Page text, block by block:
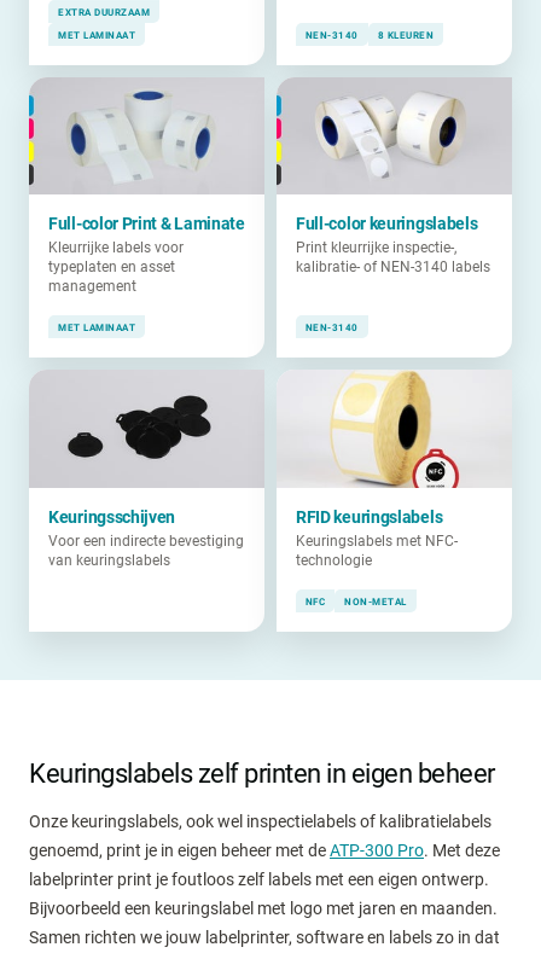
EXTRA DUURZAAM
MET LAMINAAT
NEN-3140 8 KLEUREN
Full-color Print & Laminate
Kleurrijke labels voor
typeplaten en asset
management
MET LAMINAAT
Full-color keuringslabels
Print kleurrijke inspectie-,
kalibratie- of NEN-3140 labels
NEN-3140
Keuringsschijven
Voor een indirecte bevestiging
van keuringslabels
RFID keuringslabels
Keuringslabels met NFC-
technologie
NFC NON-METAL
Keuringslabels zelf printen in eigen beheer
Onze keuringslabels, ook wel inspectielabels of kalibratielabels
genoemd, print je in eigen beheer met deATP-300 Pro. Met deze
labelprinter print je foutloos zelf labels met een eigen ontwerp.
Bijvoorbeeld een keuringslabel met logo met jaren en maanden.
Samen richten we jouw labelprinter, software en labels zo in dat